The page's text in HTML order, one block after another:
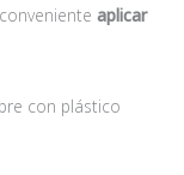
aplicar
con plástico